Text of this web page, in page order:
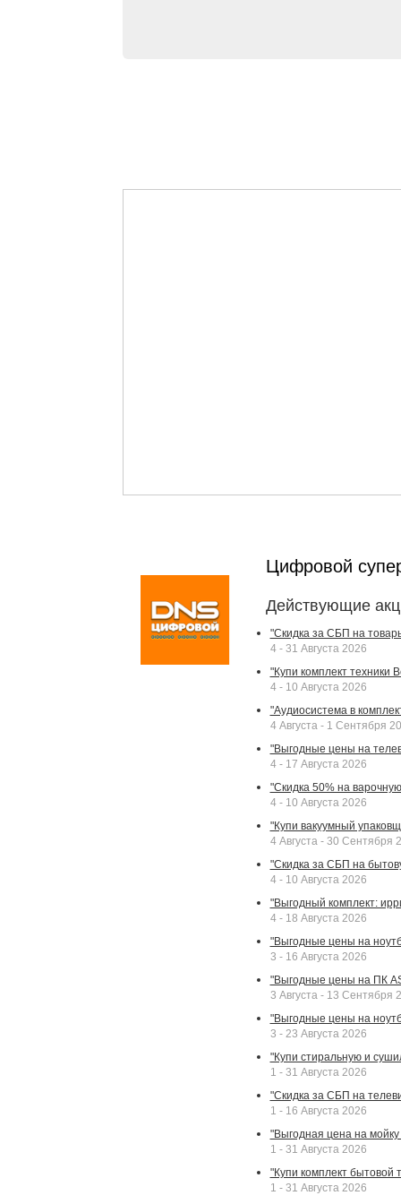
Цифровой
Действующие
"Скидка за СБП на
4 - 31 Августа 2026
"Купи комплект техники
4 - 10 Августа 2026
"Аудиосистема в
4 Августа - 1 Сентября
"Выгодные цены на
4 - 17 Августа 2026
"Скидка 50% на
4 - 10 Августа 2026
"Купи вакуумный
4 Августа - 30 Сентября
"Скидка за СБП на
4 - 10 Августа 2026
"Выгодный комплект:
4 - 18 Августа 2026
"Выгодные цены на
3 - 16 Августа 2026
"Выгодные цены на ПК
3 Августа - 13 Сентября
"Выгодные цены на
3 - 23 Августа 2026
"Купи стиральную и
1 - 31 Августа 2026
"Скидка за СБП на
1 - 16 Августа 2026
"Выгодная цена на
1 - 31 Августа 2026
"Купи комплект бытовой
1 - 31 Августа 2026